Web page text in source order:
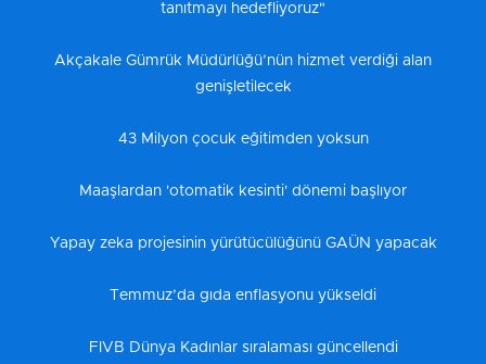
tanıtmayı hedefliyoruz"
Akçakale Gümrük Müdürlüğü’nün hizmet verdiği alan
genişletilecek
43 Milyon çocuk eğitimden yoksun
Maaşlardan 'otomatik kesinti' dönemi başlıyor
Yapay zeka projesinin yürütücülüğünü GAÜN yapacak
Temmuz’da gıda enflasyonu yükseldi
FIVB Dünya Kadınlar sıralaması güncellendi